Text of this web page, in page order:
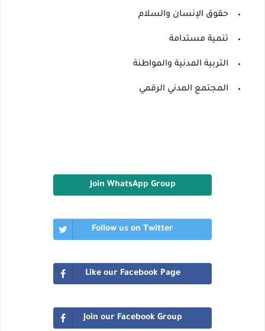
حقوق الإنسان والسلام
تنمية مستدامة
التربية المدنية والمواطنة
المجتمع المدني الرقمي
Join WhatsApp Group
Follow us on Twitter
Like our Facebook Page
Join our Facebook Group